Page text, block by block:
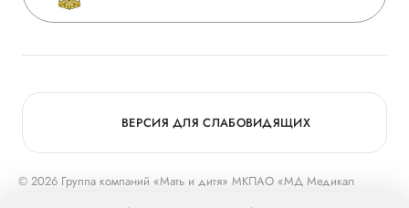
Вакансии
Медицинский туризм
Статьи
© 2026 Группа компаний «Мать и дитя» МКПАО «МД Медикал
ВЕРСИЯ ДЛЯ СЛАБОВИДЯЩИХ